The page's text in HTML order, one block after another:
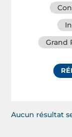
Grand
Aucun résultat